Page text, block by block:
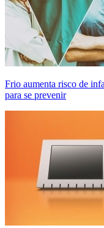
Frio aumenta risco de
para se prevenir